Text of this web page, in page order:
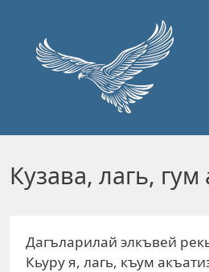
Кузава, лагь, гум
Дагъларилай элкъвей
Кьуру я, лагь, къум